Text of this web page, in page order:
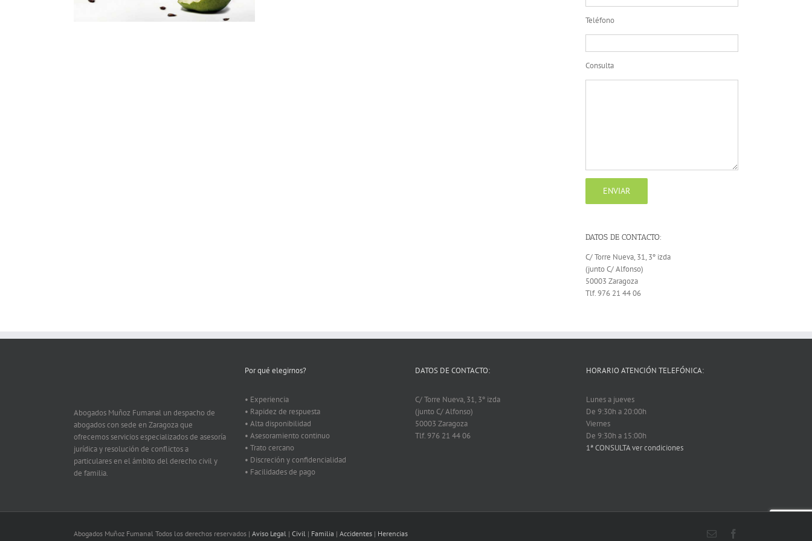
Teléfono
Consulta
DATOS DE CONTACTO:
C/ Torre Nueva, 31, 3º izda
(junto C/ Alfonso)
50003 Zaragoza
Tlf. 976 21 44 06
Abogados Muñoz Fumanal un despacho de
abogados con sede en Zaragoza que
ofrecemos servicios especializados de asesoría
jurídica y resolución de conflictos a
particulares en el ámbito del derecho civil y
de familia.
Por qué elegirnos?
• Experiencia
• Rapidez de respuesta
• Alta disponibilidad
• Asesoramiento continuo
• Trato cercano
• Discreción y confidencialidad
• Facilidades de pago
DATOS DE CONTACTO:
C/ Torre Nueva, 31, 3º izda
(junto C/ Alfonso)
50003 Zaragoza
Tlf. 976 21 44 06
HORARIO ATENCIÓN TELEFÓNICA:
Lunes a jueves
De 9:30h a 20:00h
Viernes
De 9:30h a 15:00h
1ª CONSULTA ver condiciones
Abogados Muñoz Fumanal Todos los derechos reservados | Aviso Legal | Civil | Familia | Accidentes | Herencias Email